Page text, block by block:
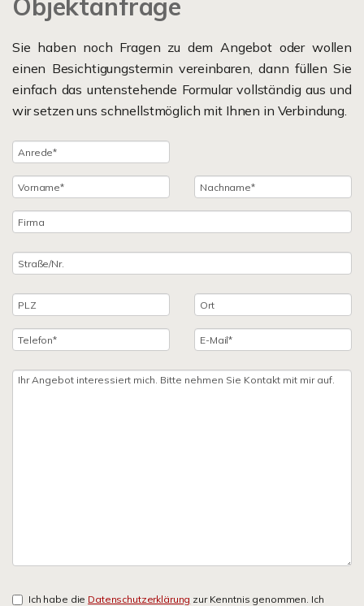
Objektanfrage
Sie haben noch Fragen zu dem Angebot oder wollen
einen Besichtigungstermin vereinbaren, dann füllen Sie
einfach das untenstehende Formular vollständig aus und
wir setzen uns schnellstmöglich mit Ihnen in Verbindung.
Ich habe die Datenschutzerklärung zur Kenntnis genommen. Ich